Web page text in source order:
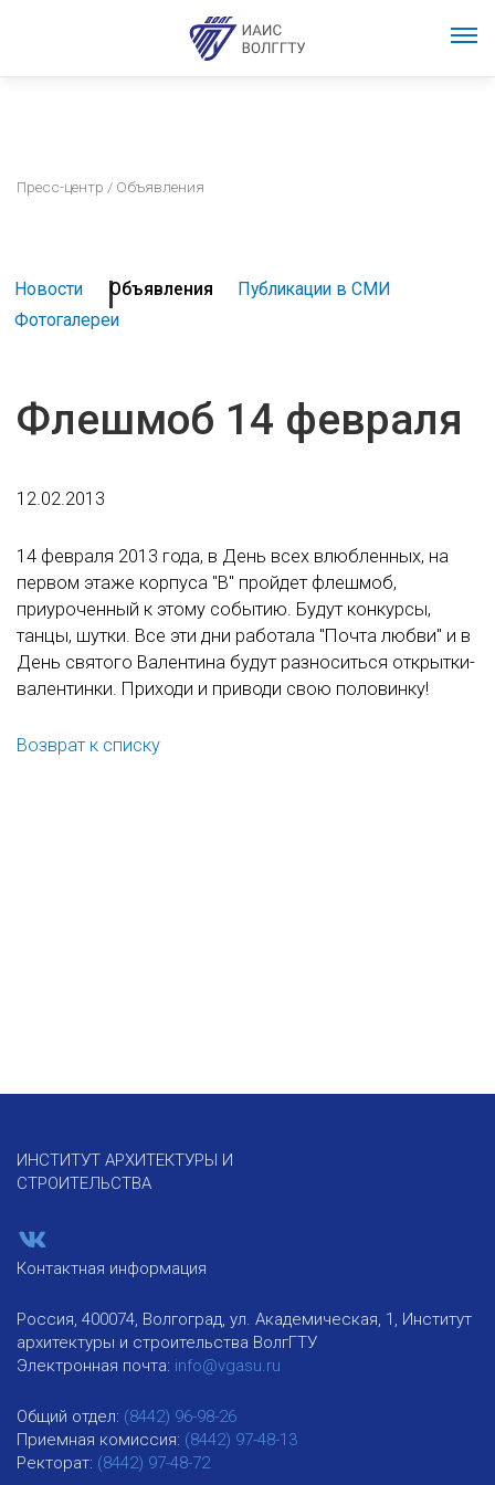
Пресс-центр / Объявления
Новости Объявления
Публикации в СМИ
Фотогалереи
Флешмоб 14 февраля
12.02.2013
14 февраля 2013 года, в День всех влюбленных, на
первом этаже корпуса "В" пройдет флешмоб,
приуроченный к этому событию. Будут конкурсы,
танцы, шутки. Все эти дни работала "Почта любви" и в
День святого Валентина будут разноситься открытки-
валентинки. Приходи и приводи свою половинку!
Возврат к списку
ИНСТИТУТ АРХИТЕКТУРЫ И
СТРОИТЕЛЬСТВА
Контактная информация
Россия, 400074, Волгоград, ул. Академическая, 1, Институт
архитектуры и строительства ВолгГТУ
Электронная почта: info@vgasu.ru
Общий отдел: (8442) 96-98-26
Приемная комиссия: (8442) 97-48-13
Ректорат: (8442) 97-48-72